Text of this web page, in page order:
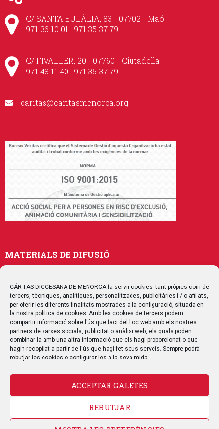
CÁRITAS DIOCESANA DE MENORCA fa servir cookies, tant pròpies com de
tercers, tècniques, analítiques, personalitzades, publicitàries i / o afiliats,
per oferir les diferents finalitats mostrades a la configuració, situada en
la nostra política de cookies. Amb les cookies de tercers podem
compartir informació sobre l'ús que faci del lloc web amb els nostres
partners de xarxes socials, publicitat o anàlisi web, els quals poden
combinar-la amb una altra informació que els hagi proporcionat o que
hagin recopilat a partir de l'ús que hagi fet seus serveis. Sempre podrà
rebutjar les cookies o configurar-les a la seva mida.
ACCEPTAR GALETES
REBUTJAR
C/ SANTA EULÀLIA, 83 - 07702 - Maó
971 36 10 01 | 971 35 37 79
C/ FIVALLER, 20 - 07760 - Ciutadella
971 48 11 40 | 971 35 37 79
caritas@caritasmenorca.org
MATERIALS DE DIFUSIÓ
Publicacions
Multimedia
SEGUEIX-NOS
POLÍTICA DE PRIVACITAT